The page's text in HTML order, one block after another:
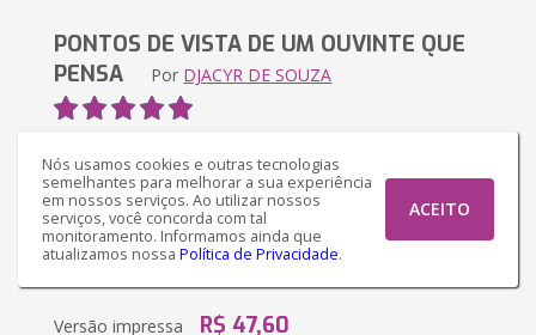
Nós usamos cookies e outras tecnologias
semelhantes para melhorar a sua experiência
em nossos serviços. Ao utilizar nossos
serviços, você concorda com tal
monitoramento. Informamos ainda que
atualizamos nossa Política de Privacidade.
ACEITO
PONTOS DE VISTA DE UM OUVINTE QUE
PENSA
Por DJACYR DE SOUZA
Sinopse
Aqui vemos uma série de reflexões sobre o rádio e
sua importância perante a sociedade visando
principalmente colocar o rádio como instrumento de
Versão impressa R$ 47,60